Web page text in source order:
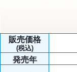
販売価格
(税込)
発売年